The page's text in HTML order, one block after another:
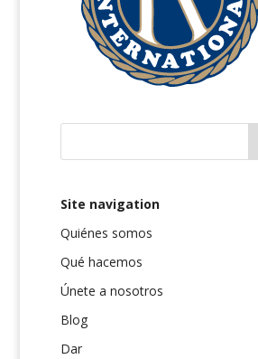
Site navigation
Quiénes somos
Qué hacemos
Únete a nosotros
Blog
Dar